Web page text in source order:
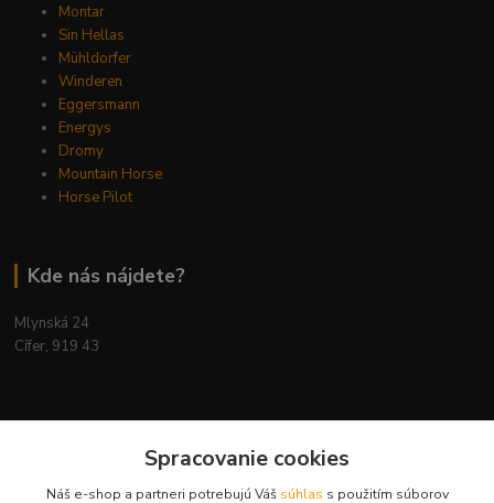
Montar
Sin Hellas
Mühldorfer
Winderen
Eggersmann
Energys
Dromy
Mountain Horse
Horse Pilot
Kde nás nájdete?
Mlynská 24
Cífer, 919 43
Spracovanie cookies
Náš e-shop a partneri potrebujú Váš súhlas s použitím súborov